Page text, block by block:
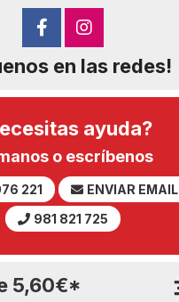
en las redes!
ayuda?
o escríbenos
221
ENVIAR EMAIL
981 821 725
5,60€*